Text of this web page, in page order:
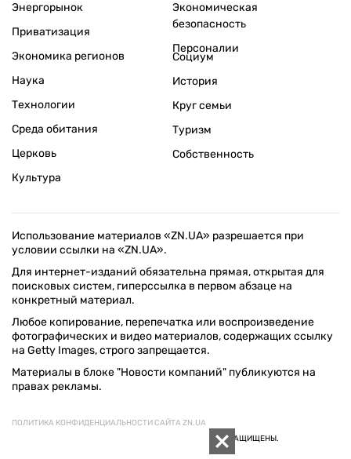
Энергорынок
Приватизация
Экономика регионов
Экономическая
безопасность
Персоналии
Наука
Технологии
Среда обитания
Церковь
Культура
Социум
История
Круг семьи
Туризм
Собственность
Использование материалов «ZN.UA» разрешается при
условии ссылки на «ZN.UA».
Для интернет-изданий обязательна прямая, открытая для
поисковых систем, гиперссылка в первом абзаце на
конкретный материал.
Любое копирование, перепечатка или воспроизведение
фотографических и видео материалов, содержащих ссылку
на Getty Images, строго запрещается.
Материалы в блоке "Новости компаний" публикуются на
правах рекламы.
ПОЛИТИКА КОНФИДЕНЦИАЛЬНОСТИ САЙТА ZN.UA
© 1994–2026 «ЗЕРКАЛО НЕДЕЛИ. УКРАИНА». ВСЕ ПРАВА ЗАЩИЩЕНЫ.